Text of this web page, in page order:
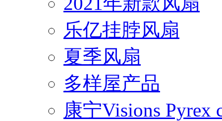
乐亿挂脖风扇
夏季风扇
多样屋产品
康宁Visions Pyrex